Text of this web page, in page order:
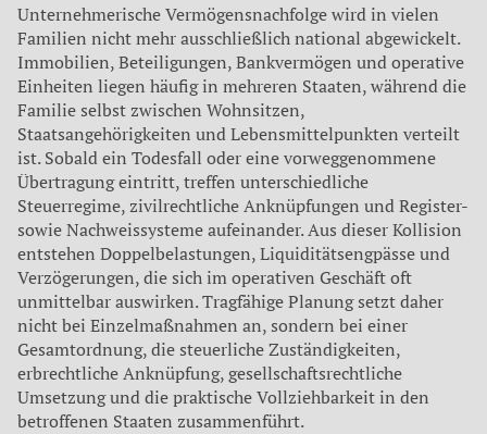
Unternehmerische Vermögensnachfolge wird in vielen
Familien nicht mehr ausschließlich national abgewickelt.
Immobilien, Beteiligungen, Bankvermögen und operative
Einheiten liegen häufig in mehreren Staaten, während die
Familie selbst zwischen Wohnsitzen,
Staatsangehörigkeiten und Lebensmittelpunkten verteilt
ist. Sobald ein Todesfall oder eine vorweggenommene
Übertragung eintritt, treffen unterschiedliche
Steuerregime, zivilrechtliche Anknüpfungen und Register-
sowie Nachweissysteme aufeinander. Aus dieser Kollision
entstehen Doppelbelastungen, Liquiditätsengpässe und
Verzögerungen, die sich im operativen Geschäft oft
unmittelbar auswirken. Tragfähige Planung setzt daher
nicht bei Einzelmaßnahmen an, sondern bei einer
Gesamtordnung, die steuerliche Zuständigkeiten,
erbrechtliche Anknüpfung, gesellschaftsrechtliche
Umsetzung und die praktische Vollziehbarkeit in den
betroffenen Staaten zusammenführt.